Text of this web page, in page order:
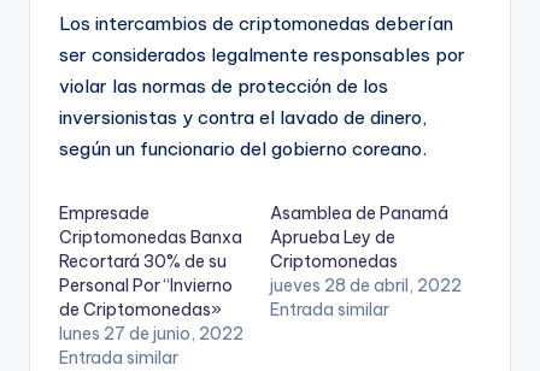
Los intercambios de criptomonedas deberían
ser considerados legalmente responsables por
violar las normas de protección de los
inversionistas y contra el lavado de dinero,
según un funcionario del gobierno coreano.
Empresade
Criptomonedas Banxa
Recortará 30% de su
Personal Por “Invierno
de Criptomonedas»
lunes 27 de junio, 2022
Entrada similar
Asamblea de Panamá
Aprueba Ley de
Criptomonedas
jueves 28 de abril, 2022
Entrada similar